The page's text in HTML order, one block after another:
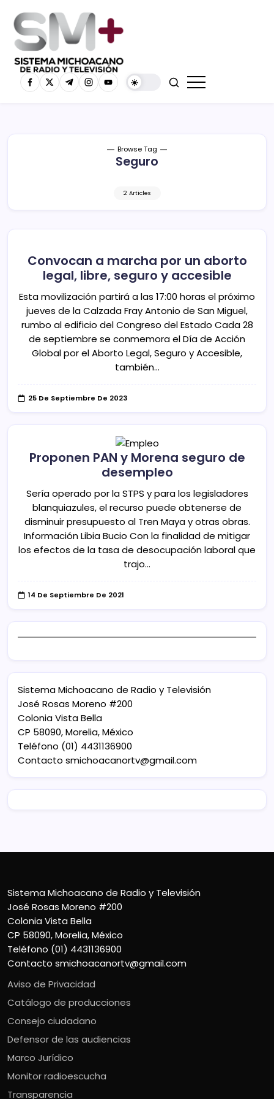
Browse Tag
Seguro
2 Articles
Convocan a marcha por un aborto
legal, libre, seguro y accesible
Esta movilización partirá a las 17:00 horas el próximo
jueves de la Calzada Fray Antonio de San Miguel,
rumbo al edificio del Congreso del Estado Cada 28
de septiembre se conmemora el Día de Acción
Global por el Aborto Legal, Seguro y Accesible,
también…
25 De Septiembre De 2023
Proponen PAN y Morena seguro de
desempleo
Sería operado por la STPS y para los legisladores
blanquiazules, el recurso puede obtenerse de
disminuir presupuesto al Tren Maya y otras obras.
Información Libia Bucio Con la finalidad de mitigar
los efectos de la tasa de desocupación laboral que
trajo…
14 De Septiembre De 2021
Sistema Michoacano de Radio y Televisión
José Rosas Moreno #200
Colonia Vista Bella
CP 58090, Morelia, México
Teléfono (01) 4431136900
Contacto smichoacanortv@gmail.com
Sistema Michoacano de Radio y Televisión
José Rosas Moreno #200
Colonia Vista Bella
CP 58090, Morelia, México
Teléfono (01) 4431136900
Contacto smichoacanortv@gmail.com
Aviso de Privacidad
Catálogo de producciones
Consejo ciudadano
Defensor de las audiencias
Marco Jurídico
Monitor radioescucha
Transparencia